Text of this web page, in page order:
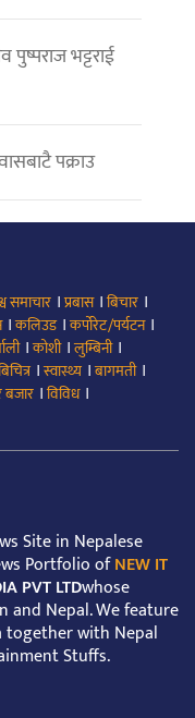
पुष्पराज भट्टराई
पक्राउ
समाचार ।प्रबास।बिचार ।
।कलिउड।कर्पोरेट/पर्यटन।
।कोशी।लुम्बिनी।
।स्वास्थ्य ।बागमती।
।विविध।
Site in Nepalese
Portfolio ofNEW IT
PVT LTDwhose
and Nepal. We feature
together with Nepal
Stuffs.